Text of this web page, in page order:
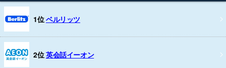
1位ベルリッツ
2位英会話イーオン